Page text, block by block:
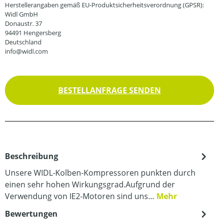
Herstellerangaben gemäß EU-Produktsicherheitsverordnung (GPSR):
Widl GmbH
Donaustr. 37
94491 Hengersberg
Deutschland
info@widl.com
BESTELLANFRAGE SENDEN
Beschreibung
Unsere WIDL-Kolben-Kompressoren punkten durch
einen sehr hohen Wirkungsgrad.Aufgrund der
Verwendung von IE2-Motoren sind uns… Mehr
Bewertungen